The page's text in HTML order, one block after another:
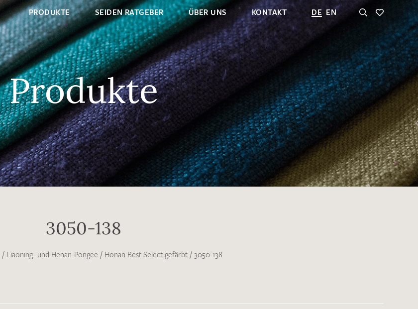
PRODUKTE SEIDEN RATGEBER ÜBER UNS KONTAKT DE EN
Produkte
3050-138
/ Liaoning- und Henan-Pongee / Honan Best Select gefärbt / 3050-138